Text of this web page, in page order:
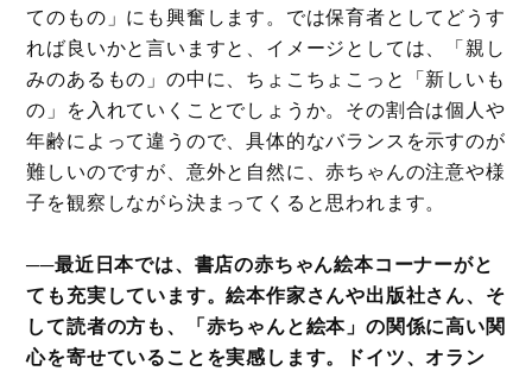
てのもの」にも興奮します。では保育者としてどうす
れば良いかと言いますと、イメージとしては、「親し
みのあるもの」の中に、ちょこちょこっと「新しいも
の」を入れていくことでしょうか。その割合は個人や
年齢によって違うので、具体的なバランスを示すのが
難しいのですが、意外と自然に、赤ちゃんの注意や様
子を観察しながら決まってくると思われます。
──最近日本では、書店の赤ちゃん絵本コーナーがと
ても充実しています。絵本作家さんや出版社さん、そ
して読者の方も、「赤ちゃんと絵本」の関係に高い関
心を寄せていることを実感します。ドイツ、オラン